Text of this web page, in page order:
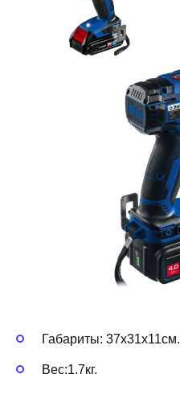
Габариты: 37x31x11см.
Вес:1.7кг.